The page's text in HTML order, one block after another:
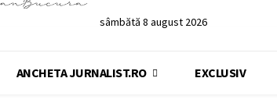
sâmbătă 8 august 2026
ANCHETA JURNALIST.RO EXCLUSIV